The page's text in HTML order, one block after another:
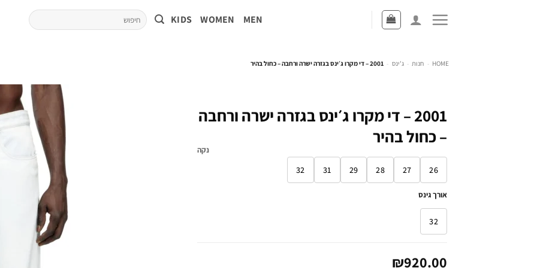
MEN
WOMEN
KIDS
HOME
- חנות - ג'ינס - 2001 – די מקרו ג׳ינס בגזרה ישרה ורחבה – כחול בהיר
2001 – די מקרו ג׳ינס בגזרה ישרה ורחבה
– כחול בהיר
26
27
28
29
31
32
אורך גינס
32
נקה
₪920.00